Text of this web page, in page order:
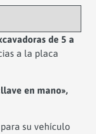
de 5 a
a la placa
en mano»,
su vehículo